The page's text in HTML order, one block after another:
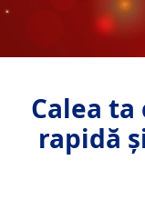
Calea
rapidă